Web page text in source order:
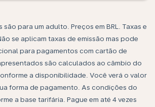
para um adulto. Preços em BRL. Taxas e
se aplicam taxas de emissão mas pode
para pagamentos com cartão de
são calculados ao câmbio do
a disponibilidade. Você verá o valor
forma de pagamento. As condições do
a base tarifária. Pague em até 4 vezes